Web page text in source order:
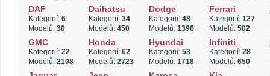
DAF
Kategorií: 6
Modelů: 30
Daihatsu
Kategorií: 34
Modelů: 450
Dodge
Kategorií: 48
Modelů: 1396
Ferrari
Kategorií: 127
Modelů: 502
GMC
Kategorií: 22
Modelů: 2108
Honda
Kategorií: 62
Modelů: 2723
Hyundai
Kategorií: 53
Modelů: 1718
Infiniti
Kategorií: 28
Modelů: 650